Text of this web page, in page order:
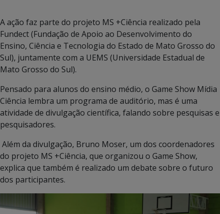
A ação faz parte do projeto MS +Ciência realizado pela
Fundect (Fundação de Apoio ao Desenvolvimento do
Ensino, Ciência e Tecnologia do Estado de Mato Grosso do
Sul), juntamente com a UEMS (Universidade Estadual de
Mato Grosso do Sul).
Pensado para alunos do ensino médio, o Game Show Mídia
Ciência lembra um programa de auditório, mas é uma
atividade de divulgação científica, falando sobre pesquisas e
pesquisadores.
Além da divulgação, Bruno Moser, um dos coordenadores
do projeto MS +Ciência, que organizou o Game Show,
explica que também é realizado um debate sobre o futuro
dos participantes.